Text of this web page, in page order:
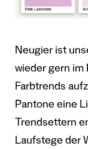
Neugier ist
wieder gern im
Farbtrends
Pantone eine
Trendsettern
Laufstege der